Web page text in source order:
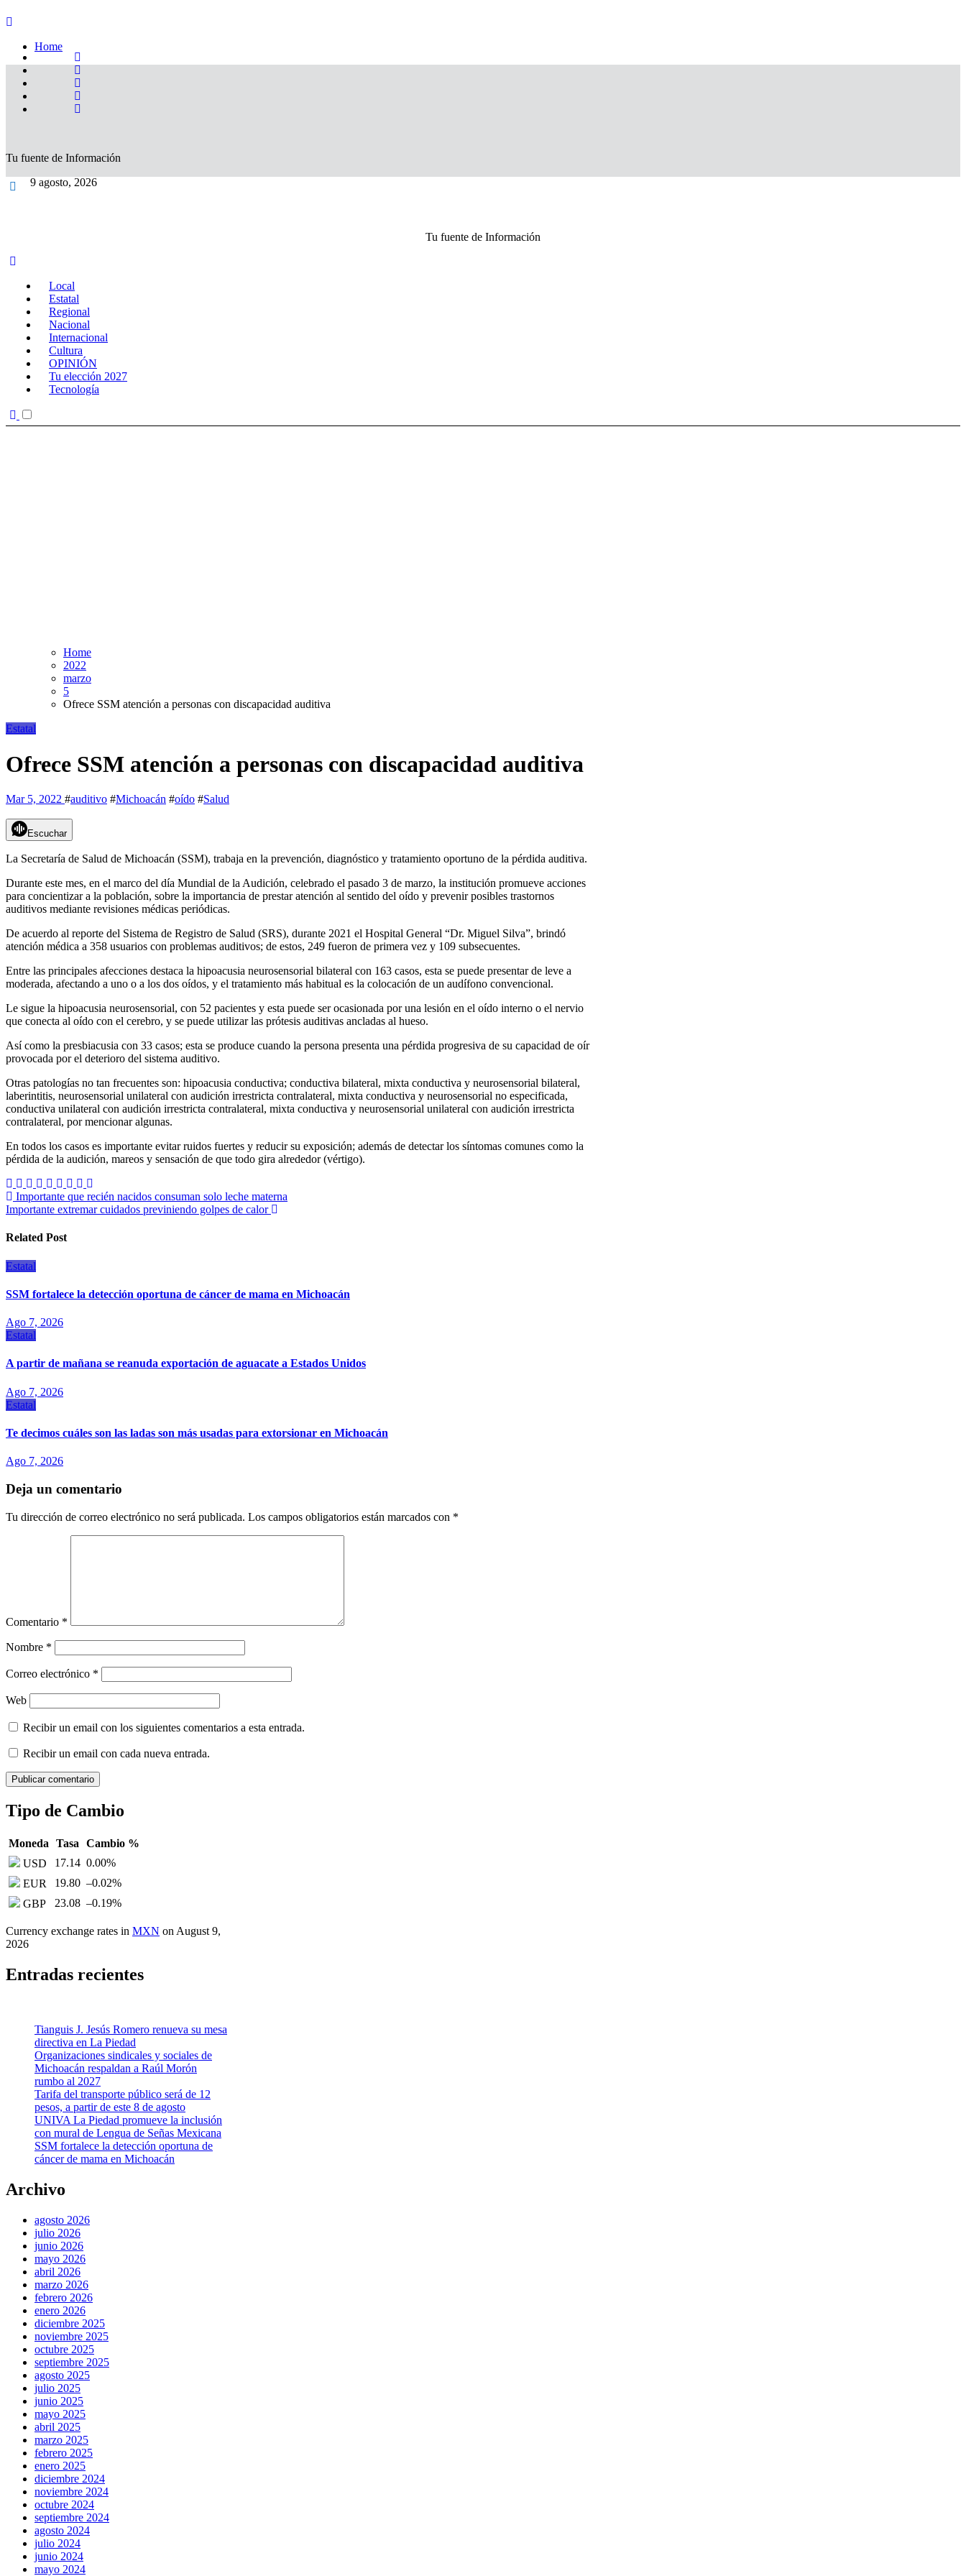
Home
Tu fuente de Información
9 agosto, 2026
Tu fuente de Información
Local
Estatal
Regional
Nacional
Internacional
Cultura
OPINIÓN
Tu elección 2027
Tecnología
Home
2022
marzo
5
Ofrece SSM atención a personas con discapacidad auditiva
Estatal
Ofrece SSM atención a personas con discapacidad auditiva
Mar 5, 2022 #auditivo #Michoacán #oído #Salud
Escuchar
La Secretaría de Salud de Michoacán (SSM), trabaja en la prevención, diagnóstico y tratamiento oportuno de la pérdida auditiva.
Durante este mes, en el marco del día Mundial de la Audición, celebrado el pasado 3 de marzo, la institución promueve acciones
para concientizar a la población, sobre la importancia de prestar atención al sentido del oído y prevenir posibles trastornos
auditivos mediante revisiones médicas periódicas.
De acuerdo al reporte del Sistema de Registro de Salud (SRS), durante 2021 el Hospital General “Dr. Miguel Silva”, brindó
atención médica a 358 usuarios con problemas auditivos; de estos, 249 fueron de primera vez y 109 subsecuentes.
Entre las principales afecciones destaca la hipoacusia neurosensorial bilateral con 163 casos, esta se puede presentar de leve a
moderada, afectando a uno o a los dos oídos, y el tratamiento más habitual es la colocación de un audífono convencional.
Le sigue la hipoacusia neurosensorial, con 52 pacientes y esta puede ser ocasionada por una lesión en el oído interno o el nervio
que conecta al oído con el cerebro, y se puede utilizar las prótesis auditivas ancladas al hueso.
Así como la presbiacusia con 33 casos; esta se produce cuando la persona presenta una pérdida progresiva de su capacidad de oír
provocada por el deterioro del sistema auditivo.
Otras patologías no tan frecuentes son: hipoacusia conductiva; conductiva bilateral, mixta conductiva y neurosensorial bilateral,
laberintitis, neurosensorial unilateral con audición irrestricta contralateral, mixta conductiva y neurosensorial no especificada,
conductiva unilateral con audición irrestricta contralateral, mixta conductiva y neurosensorial unilateral con audición irrestricta
contralateral, por mencionar algunas.
En todos los casos es importante evitar ruidos fuertes y reducir su exposición; además de detectar los síntomas comunes como la
pérdida de la audición, mareos y sensación de que todo gira alrededor (vértigo).
Navegación
de
entradas
Importante que recién nacidos consuman solo leche materna
Importante extremar cuidados previniendo golpes de calor
Related Post
Estatal
SSM fortalece la detección oportuna de cáncer de mama en Michoacán
Ago 7, 2026
Estatal
A partir de mañana se reanuda exportación de aguacate a Estados Unidos
Ago 7, 2026
Estatal
Te decimos cuáles son las ladas son más usadas para extorsionar en Michoacán
Ago 7, 2026
Deja un comentario
Tu dirección de correo electrónico no será publicada. Los campos obligatorios están marcados con *
Comentario *
Nombre *
Correo electrónico *
Web
Recibir un email con los siguientes comentarios a esta entrada.
Recibir un email con cada nueva entrada.
Tipo de Cambio
Moneda Tasa Cambio %
USD
17.14 0.00%
EUR
19.80 –0.02%
GBP
23.08 –0.19%
Currency exchange rates in MXN on August 9,
2026
Entradas recientes
Tianguis J. Jesús Romero renueva su mesa
directiva en La Piedad
Organizaciones sindicales y sociales de
Michoacán respaldan a Raúl Morón
rumbo al 2027
Tarifa del transporte público será de 12
pesos, a partir de este 8 de agosto
UNIVA La Piedad promueve la inclusión
con mural de Lengua de Señas Mexicana
SSM fortalece la detección oportuna de
cáncer de mama en Michoacán
Archivo
agosto 2026
julio 2026
junio 2026
mayo 2026
abril 2026
marzo 2026
febrero 2026
enero 2026
diciembre 2025
noviembre 2025
octubre 2025
septiembre 2025
agosto 2025
julio 2025
junio 2025
mayo 2025
abril 2025
marzo 2025
febrero 2025
enero 2025
diciembre 2024
noviembre 2024
octubre 2024
septiembre 2024
agosto 2024
julio 2024
junio 2024
mayo 2024